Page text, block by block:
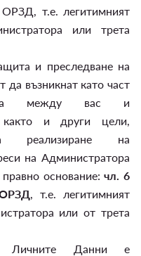
т.е. легитимният
или трета
и преследване на
да възникнат като част
между вас и
както и други цели,
реализиране на
на Администратора
основание: чл. 6
, т.е. легитимният
или от трета
Личните Данни е